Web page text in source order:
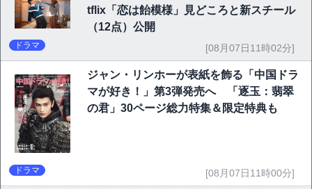
tflix「恋は飴模様」見どころと新スチール
（12点）公開
ドラマ [08月07日11時02分]
ジャン・リンホーが表紙を飾る「中国ドラ
マが好き！」第3弾発売へ 「逐玉：翡翠
の君」30ページ総力特集＆限定特典も
ドラマ [08月07日11時00分]